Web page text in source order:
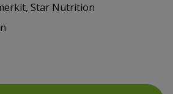
, Star Nutrition